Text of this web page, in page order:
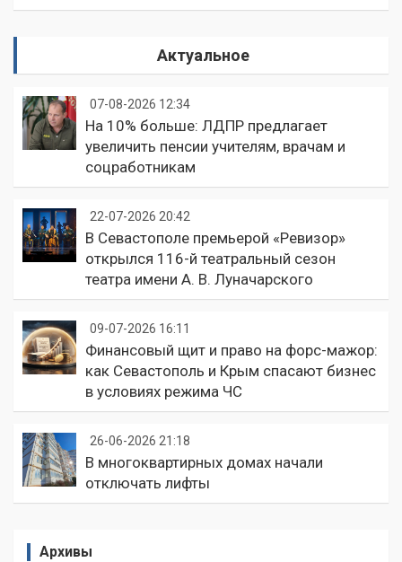
Актуальное
07-08-2026 12:34
На 10% больше: ЛДПР предлагает
увеличить пенсии учителям, врачам и
соцработникам
22-07-2026 20:42
В Севастополе премьерой «Ревизор»
открылся 116-й театральный сезон
театра имени А. В. Луначарского
09-07-2026 16:11
Финансовый щит и право на форс-мажор:
как Севастополь и Крым спасают бизнес
в условиях режима ЧС
26-06-2026 21:18
В многоквартирных домах начали
отключать лифты
Архивы